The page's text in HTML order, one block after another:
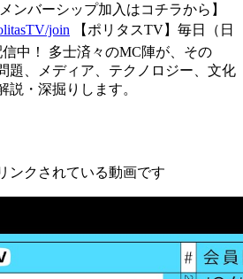
ンバーシップ加入はコチラから】
join 【ポリタスTV】毎日（日
中！ 多士済々のMC陣が、その
題、メディア、テクノロジー、文化
説・深掘りします。
ンクされている動画です